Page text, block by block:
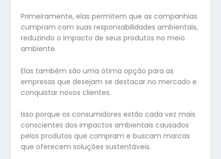
Primeiramente, elas permitem que as companhias
cumpram com suas responsabilidades ambientais,
reduzindo o impacto de seus produtos no meio
ambiente.
Elas também são uma ótima opção para as
empresas que desejam se destacar no mercado e
conquistar novos clientes.
Isso porque os consumidores estão cada vez mais
conscientes dos impactos ambientais causados
pelos produtos que compram e buscam marcas
que oferecem soluções sustentáveis.